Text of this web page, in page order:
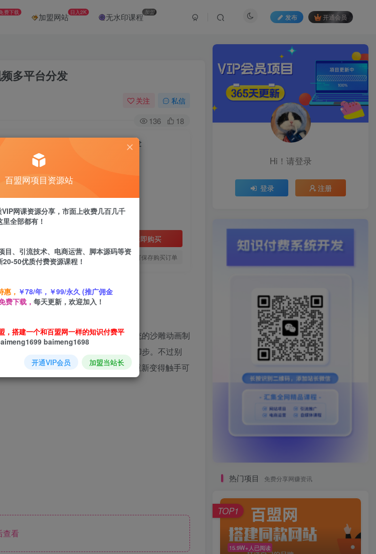
费下载 加盟网站 日入2K 无水印课程 加盟
发布 开通会员
多平台分发
关注 私信
136 18
松日入1000+，五分钟一个视频多平台分发
查看
超级会员免费
立即购买
您当前未登录！建议登陆后购买，可保存购买订单
那叫一个居高不下啊！不过呢，传统的沙雕动画制
磨。这也让不少想入局的朋友望而却步。不过别
大大节省了制作时间，让这个领域重新变得触手可
查看
Hi！请登录
登录 注册
热门项目 免费分享网赚资讯
15.9W+人已阅读
TOP1
百盟网项目资源站
网课资源分享，市面上收费几百几千
全部都有！
目、引流技术、电商运营、脚本源码等资
50优质付费资源课程！
惠， ￥78/年，￥99/永久 (推广佣金
费下载， 每天更新，欢迎加入！
，搭建一个和百盟网一样的知识付费平
baimeng1698
开通VIP会员 加盟当站长